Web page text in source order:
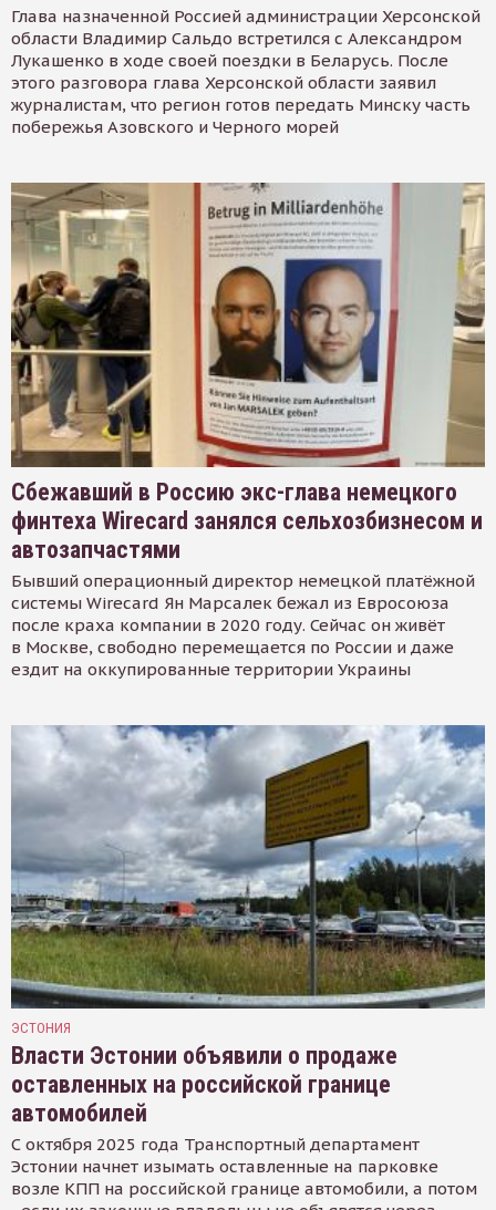
Глава назначенной Россией администрации Херсонской
области Владимир Сальдо встретился с Александром
Лукашенко в ходе своей поездки в Беларусь. После
этого разговора глава Херсонской области заявил
журналистам, что регион готов передать Минску часть
побережья Азовского и Черного морей
Сбежавший в Россию экс-глава немецкого
финтеха Wirecard занялся сельхозбизнесом и
автозапчастями
Бывший операционный директор немецкой платёжной
системы Wirecard Ян Марсалек бежал из Евросоюза
после краха компании в 2020 году. Сейчас он живёт
в Москве, свободно перемещается по России и даже
ездит на оккупированные территории Украины
ЭСТОНИЯ
Власти Эстонии объявили о продаже
оставленных на российской границе
автомобилей
С октября 2025 года Транспортный департамент
Эстонии начнет изымать оставленные на парковке
возле КПП на российской границе автомобили, а потом